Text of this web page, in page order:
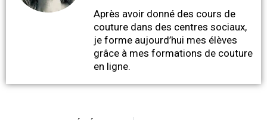
Après avoir donné des cours de
couture dans des centres sociaux,
je forme aujourd’hui mes élèves
grâce à mes formations de couture
en ligne.